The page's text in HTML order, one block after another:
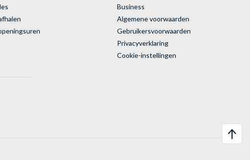
Business
Algemene voorwaarden
Gebruikersvoorwaarden
Privacyverklaring
Cookie-instellingen